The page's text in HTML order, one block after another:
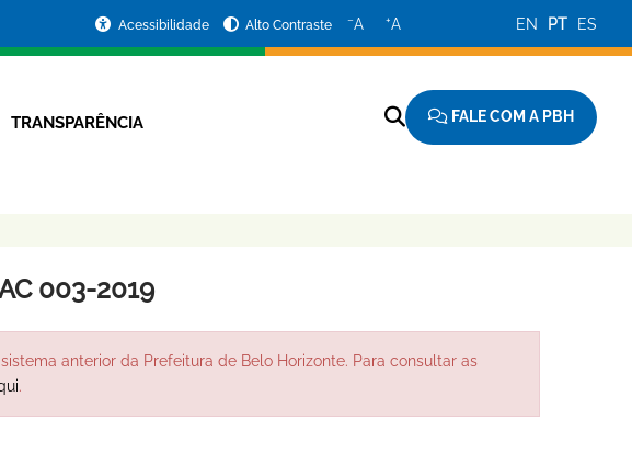
Acessibilidade Alto Contraste −A +A EN PT ES
TRANSPARÊNCIA FALE COM A PBH
003-2019
anterior da Prefeitura de Belo Horizonte. Para consultar as
.